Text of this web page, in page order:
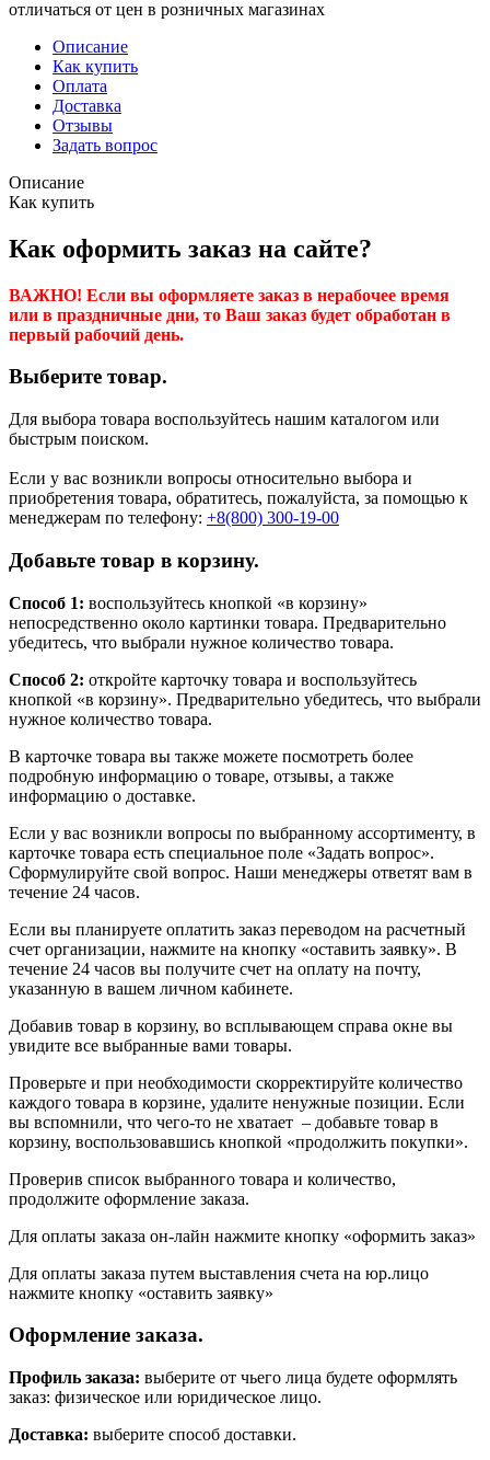
отличаться от цен в розничных магазинах
Описание
Как купить
Оплата
Доставка
Отзывы
Задать вопрос
Описание
Как купить
Как оформить заказ на сайте?
ВАЖНО! Если вы оформляете заказ в нерабочее время
или в праздничные дни, то Ваш заказ будет обработан в
первый рабочий день.
Выберите товар.
Для выбора товара воспользуйтесь нашим каталогом или
быстрым поиском.
Если у вас возникли вопросы относительно выбора и
приобретения товара, обратитесь, пожалуйста, за помощью к
менеджерам по телефону: +8(800) 300-19-00
Добавьте товар в корзину.
Способ 1: воспользуйтесь кнопкой «в корзину»
непосредственно около картинки товара. Предварительно
убедитесь, что выбрали нужное количество товара.
Способ 2: откройте карточку товара и воспользуйтесь
кнопкой «в корзину». Предварительно убедитесь, что выбрали
нужное количество товара.
В карточке товара вы также можете посмотреть более
подробную информацию о товаре, отзывы, а также
информацию о доставке.
Если у вас возникли вопросы по выбранному ассортименту, в
карточке товара есть специальное поле «Задать вопрос».
Сформулируйте свой вопрос. Наши менеджеры ответят вам в
течение 24 часов.
Если вы планируете оплатить заказ переводом на расчетный
счет организации, нажмите на кнопку «оставить заявку». В
течение 24 часов вы получите счет на оплату на почту,
указанную в вашем личном кабинете.
Добавив товар в корзину, во всплывающем справа окне вы
увидите все выбранные вами товары.
Проверьте и при необходимости скорректируйте количество
каждого товара в корзине, удалите ненужные позиции. Если
вы вспомнили, что чего-то не хватает – добавьте товар в
корзину, воспользовавшись кнопкой «продолжить покупки».
Проверив список выбранного товара и количество,
продолжите оформление заказа.
Для оплаты заказа он-лайн нажмите кнопку «оформить заказ»
Для оплаты заказа путем выставления счета на юр.лицо
нажмите кнопку «оставить заявку»
Оформление заказа.
Профиль заказа: выберите от чьего лица будете оформлять
заказ: физическое или юридическое лицо.
Доставка: выберите способ доставки.